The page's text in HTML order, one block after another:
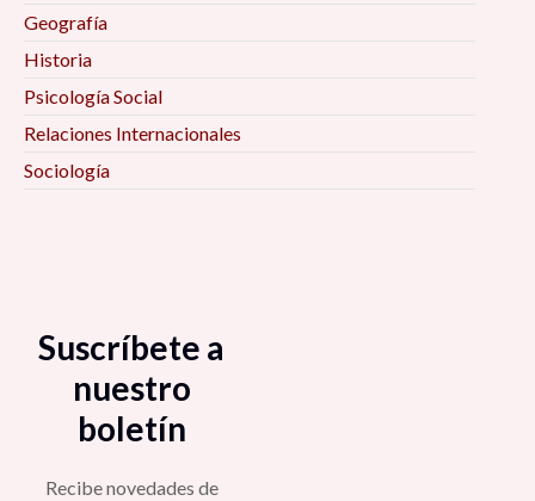
Geografía
Historia
Psicología Social
Relaciones Internacionales
Sociología
Suscríbete a
nuestro
boletín
Recibe novedades de